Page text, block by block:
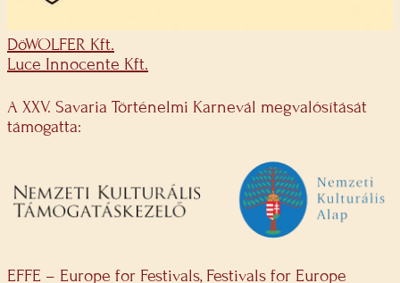
DöWOLFER Kft.
Luce Innocente Kft.
A XXV. Savaria Történelmi Karnevál megvalósítását
támogatta:
EFFE – Europe for Festivals, Festivals for Europe